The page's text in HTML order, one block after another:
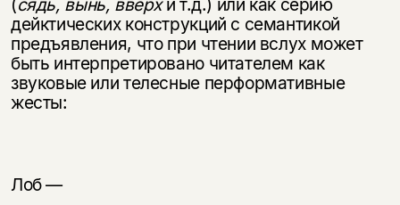
(сядь, вынь, вверхи т.д.) или как серию
дейктических конструкций с семантикой
предъявления, что при чтении вслух может
быть интерпретировано читателем как
звуковые или телесные перформативные
жесты:
Лоб —